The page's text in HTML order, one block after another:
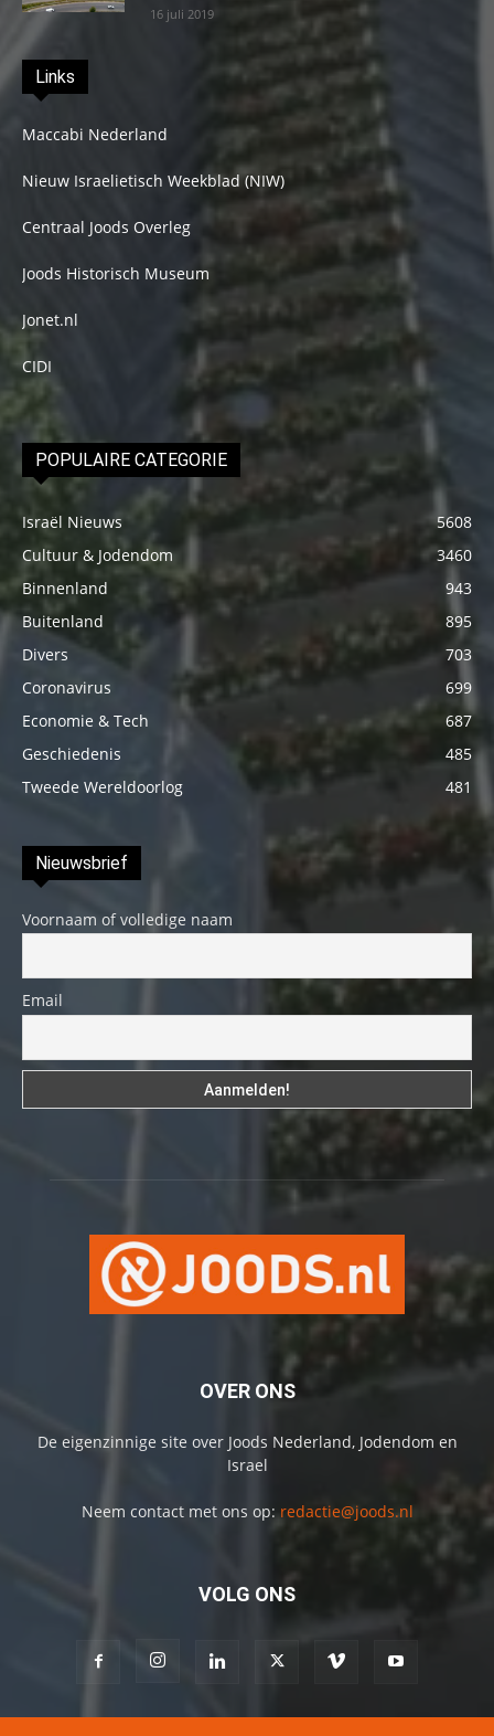
16 juli 2019
Links
Maccabi Nederland
Nieuw Israelietisch Weekblad (NIW)
Centraal Joods Overleg
Joods Historisch Museum
Jonet.nl
CIDI
POPULAIRE CATEGORIE
Israël Nieuws
5608
Cultuur & Jodendom
3460
Binnenland
943
Buitenland
895
Divers
703
Coronavirus
699
Economie & Tech
687
Geschiedenis
485
Tweede Wereldoorlog
481
Nieuwsbrief
Voornaam of volledige naam
Email
OVER ONS
De eigenzinnige site over Joods Nederland, Jodendom en
Israel
Neem contact met ons op: redactie@joods.nl
VOLG ONS